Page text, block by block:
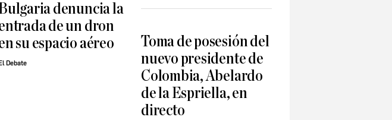
Bulgaria denuncia la
de un dron
su espacio aéreo
El Debate
Toma de posesión del
nuevo presidente de
Colombia, Abelardo
de la Espriella, en
directo